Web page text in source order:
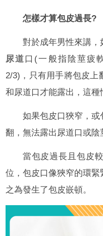
怎樣才算包皮過長?
對於成年男性來講
尿道口(一般指陰莖疲
2/3)，只有用手將包皮上
和尿道口才能露出，這種
如果包皮口狹窄，
翻，無法露出尿道口或陰
當包皮過長且包皮
位，包皮口像狹窄的環
之為發生了包皮嵌頓。